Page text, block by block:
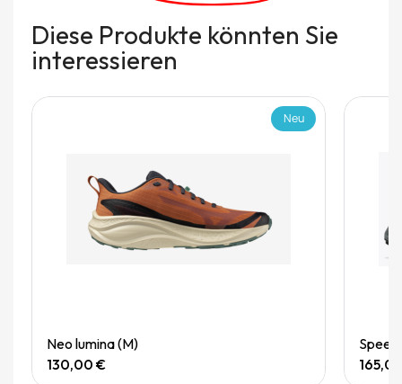
Diese Produkte könnten Sie
interessieren
Neu
Neo lumina (M)
130,00 €